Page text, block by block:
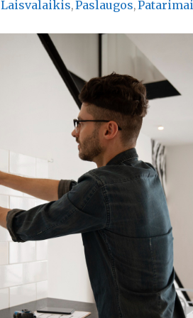
Laisvalaikis,Paslaugos,Patarimai